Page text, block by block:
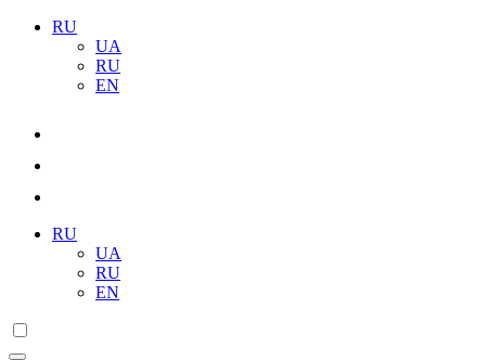
RU
UA
RU
EN
RU
UA
RU
EN